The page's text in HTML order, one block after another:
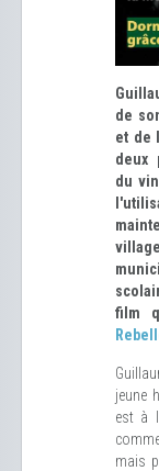
de
et de
deux
du
film
jeune
est à
mais